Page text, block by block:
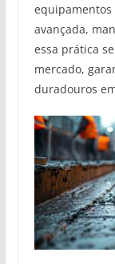
avançada,
essa prática
mercado,
duradouros